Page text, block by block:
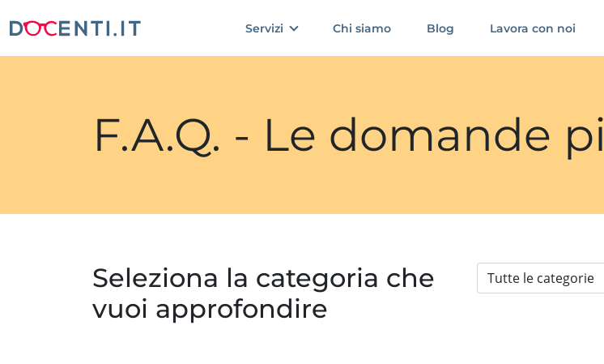
Servizi Chi siamo Blog Lavora con noi
F.A.Q. - Le domande
Seleziona la categoria che
vuoi approfondire